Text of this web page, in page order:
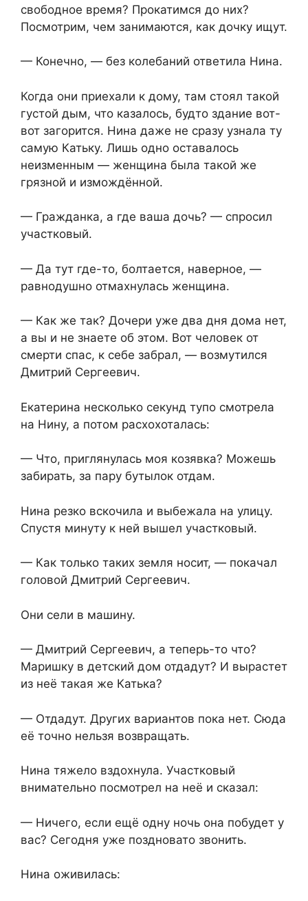
свободное время? Прокатимся до них?
Посмотрим, чем занимаются, как дочку ищут.
— Конечно, — без колебаний ответила Нина.
Когда они приехали к дому, там стоял такой
густой дым, что казалось, будто здание вот-
вот загорится. Нина даже не сразу узнала ту
самую Катьку. Лишь одно оставалось
неизменным — женщина была такой же
грязной и измождённой.
— Гражданка, а где ваша дочь? — спросил
участковый.
— Да тут где-то, болтается, наверное, —
равнодушно отмахнулась женщина.
— Как же так? Дочери уже два дня дома нет,
а вы и не знаете об этом. Вот человек от
смерти спас, к себе забрал, — возмутился
Дмитрий Сергеевич.
Екатерина несколько секунд тупо смотрела
на Нину, а потом расхохоталась:
— Что, приглянулась моя козявка? Можешь
забирать, за пару бутылок отдам.
Нина резко вскочила и выбежала на улицу.
Спустя минуту к ней вышел участковый.
— Как только таких земля носит, — покачал
головой Дмитрий Сергеевич.
Они сели в машину.
— Дмитрий Сергеевич, а теперь-то что?
Маришку в детский дом отдадут? И вырастет
из неё такая же Катька?
— Отдадут. Других вариантов пока нет. Сюда
её точно нельзя возвращать.
Нина тяжело вздохнула. Участковый
внимательно посмотрел на неё и сказал:
— Ничего, если ещё одну ночь она побудет у
вас? Сегодня уже поздновато звонить.
Нина оживилась: